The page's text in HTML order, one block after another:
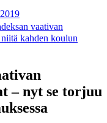
vaativan
kahden koulun
– nyt se torjuu